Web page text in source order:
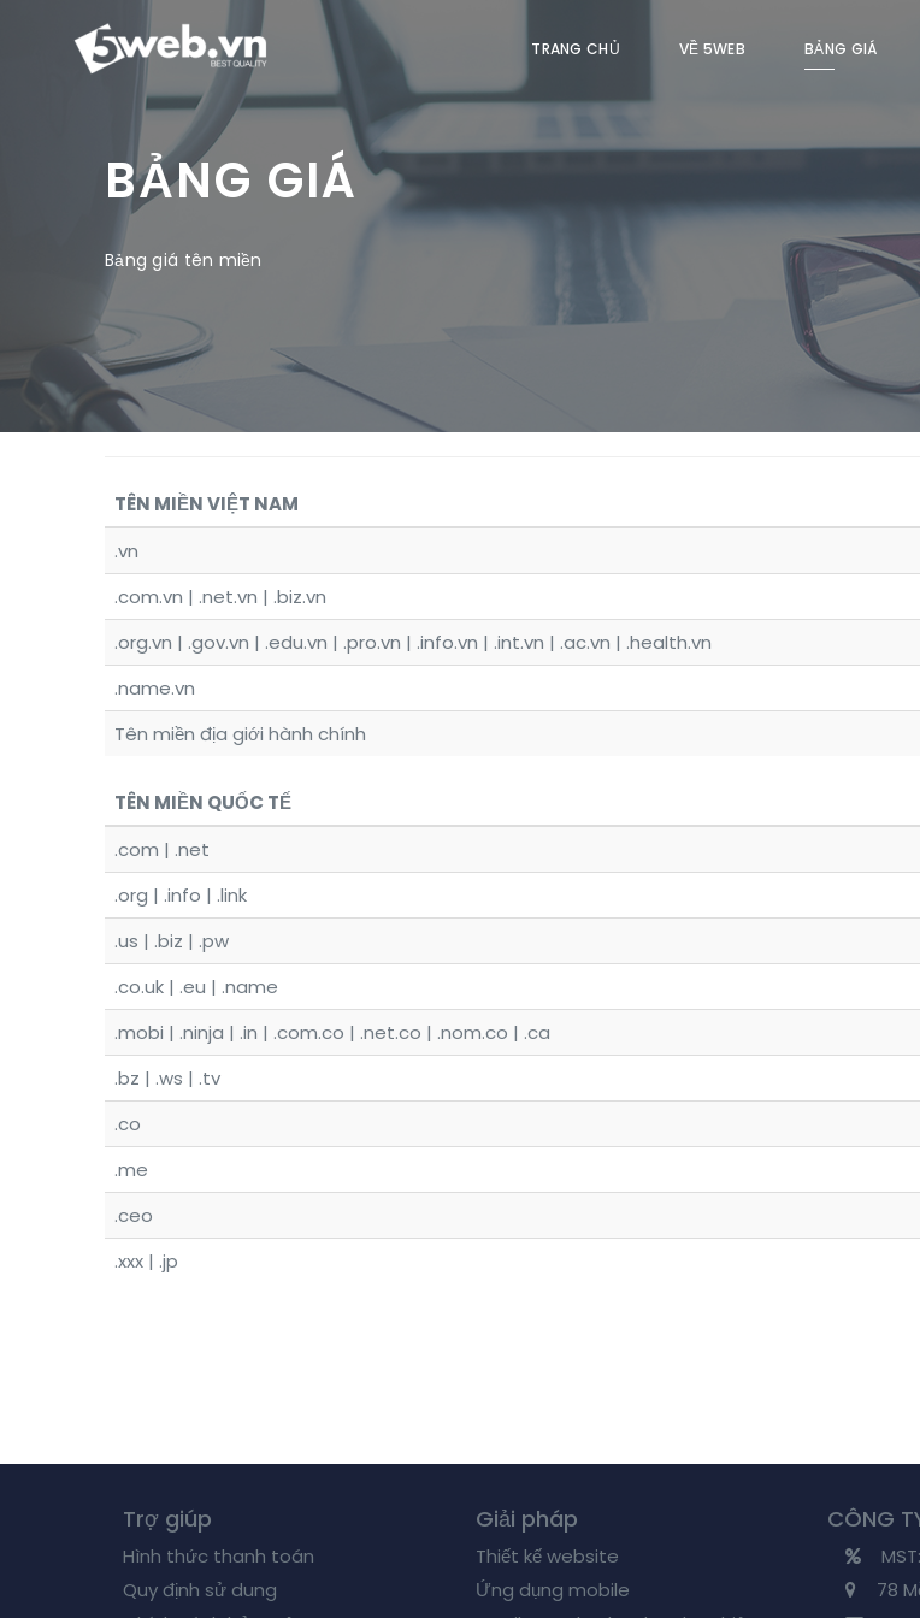
TRANG CHỦ VỀ 5WEB BẢNG GIÁ
BẢNG GIÁ
Bảng giá tên miền
TÊN MIỀN VIỆT NAM
.vn
.com.vn | .net.vn | .biz.vn
.org.vn | .gov.vn | .edu.vn | .pro.vn | .info.vn | .int.vn | .ac.vn | .health.vn
.name.vn
Tên miền địa giới hành chính
TÊN MIỀN QUỐC TẾ
.com | .net
.org | .info | .link
.us | .biz | .pw
.co.uk | .eu | .name
.mobi | .ninja | .in | .com.co | .net.co | .nom.co | .ca
.bz | .ws | .tv
.co
.me
.ceo
.xxx | .jp
Trợ giúp
Hình thức thanh toán
Quy định sử dung
Giải pháp
Thiết kế website
Ứng dụng mobile
CÔNG
78